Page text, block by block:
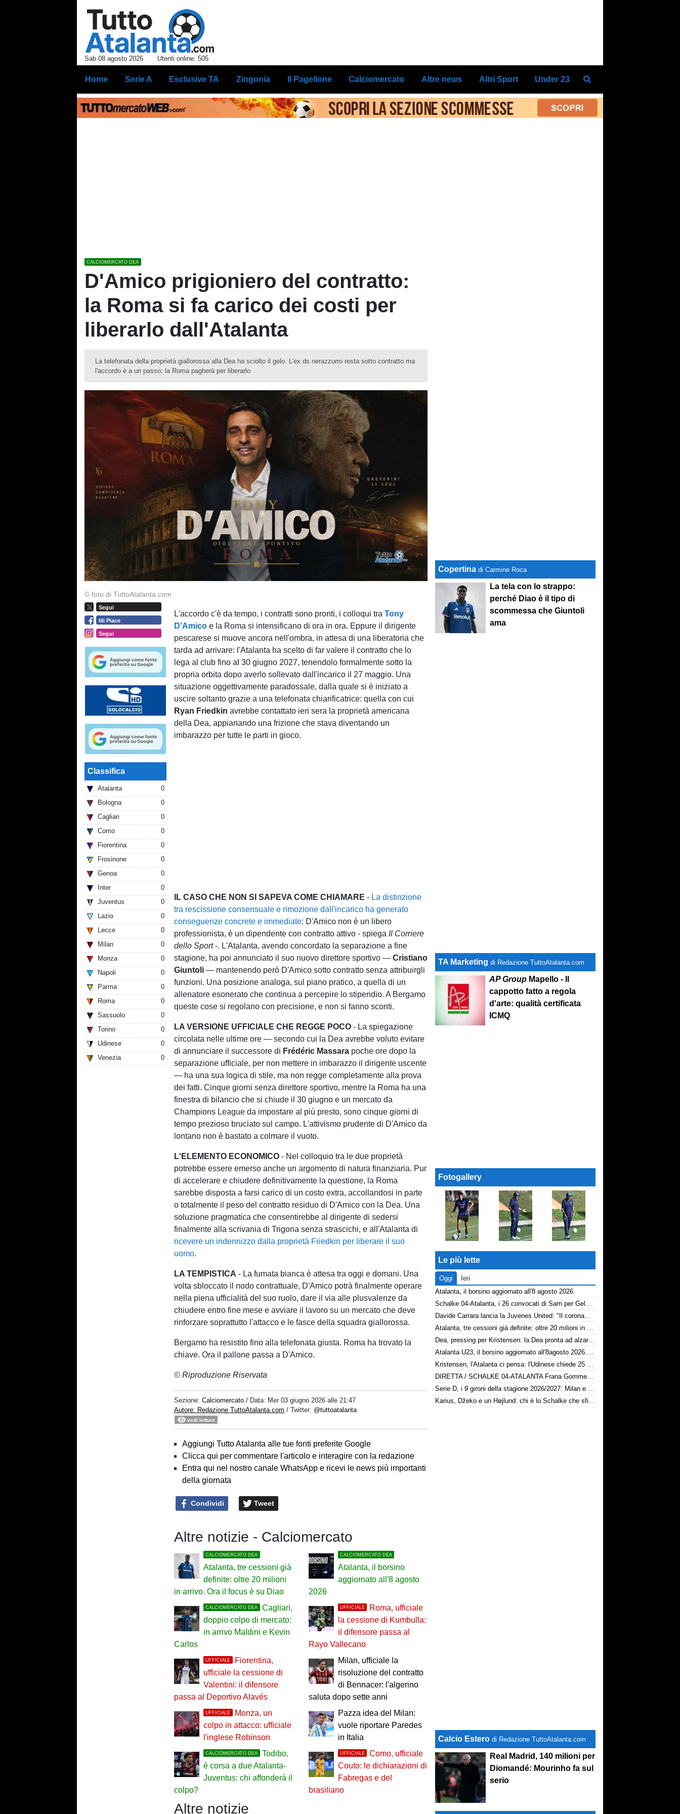
Sab 08 agosto 2026 Utenti online: 505
Home Serie A Esclusive TA Zingonia Il Pagellone Calciomercato Altre news Altri Sport Under 23
CALCIOMERCATO DEA
D'Amico prigioniero del contratto:
la Roma si fa carico dei costi per
liberarlo dall'Atalanta
La telefonata della proprietà giallorossa alla Dea ha sciolto il gelo. L'ex ds nerazzurro resta sotto contratto ma
l'accordo è a un passo: la Roma pagherà per liberarlo
© foto di TuttoAtalanta.com
Segui
Mi Piace
Segui
Classifica
Atalanta
0
Bologna
0
Cagliari
0
Como
0
Fiorentina
0
Frosinone
0
Genoa
0
Inter
0
Juventus
0
Lazio
0
Lecce
0
Milan
0
Monza
0
Napoli
0
Parma
0
Roma
0
Sassuolo
0
Torino
0
Udinese
0
Venezia
0
L'accordo c'è da tempo, i contratti sono pronti, i colloqui traTony
D'Amico e la Roma si intensificano di ora in ora. Eppure il dirigente
pescarese si muove ancora nell'ombra, in attesa di una liberatoria che
tarda ad arrivare: l'Atalanta ha scelto di far valere il contratto che lo
lega al club fino al 30 giugno 2027, tenendolo formalmente sotto la
propria orbita dopo averlo sollevato dall'incarico il 27 maggio. Una
situazione oggettivamente paradossale, dalla quale si è iniziato a
uscire soltanto grazie a una telefonata chiarificatrice: quella con cui
Ryan Friedkin avrebbe contattato ieri sera la proprietà americana
della Dea, appianando una frizione che stava diventando un
imbarazzo per tutte le parti in gioco.
IL CASO CHE NON SI SAPEVA COME CHIAMARE - La distinzione
tra rescissione consensuale e rimozione dall'incarico ha generato
conseguenze concrete e immediate: D'Amico non è un libero
professionista, è un dipendente con contratto attivo - spiega Il Corriere
dello Sport-. L'Atalanta, avendo concordato la separazione a fine
stagione, ha poi annunciato il suo nuovo direttore sportivo —Cristiano
Giuntoli — mantenendo però D'Amico sotto contratto senza attribuirgli
funzioni. Una posizione analoga, sul piano pratico, a quella di un
allenatore esonerato che continua a percepire lo stipendio. A Bergamo
queste cose si regolano con precisione, e non si fanno sconti.
LA VERSIONE UFFICIALE CHE REGGE POCO - La spiegazione
circolata nelle ultime ore — secondo cui la Dea avrebbe voluto evitare
di annunciare il successore di Frédéric Massara poche ore dopo la
separazione ufficiale, per non mettere in imbarazzo il dirigente uscente
— ha una sua logica di stile, ma non regge completamente alla prova
dei fatti. Cinque giorni senza direttore sportivo, mentre la Roma ha una
finestra di bilancio che si chiude il 30 giugno e un mercato da
Champions League da impostare al più presto, sono cinque giorni di
tempo prezioso bruciato sul campo. L'attivismo prudente di D'Amico da
lontano non è bastato a colmare il vuoto.
L'ELEMENTO ECONOMICO - Nel colloquio tra le due proprietà
potrebbe essere emerso anche un argomento di natura finanziaria. Pur
di accelerare e chiudere definitivamente la questione, la Roma
sarebbe disposta a farsi carico di un costo extra, accollandosi in parte
o totalmente il peso del contratto residuo di D'Amico con la Dea. Una
soluzione pragmatica che consentirebbe al dirigente di sedersi
finalmente alla scrivania di Trigoria senza strascichi, e all'Atalanta di
ricevere un indennizzo dalla proprietà Friedkin per liberare il suo
uomo.
LA TEMPISTICA - La fumata bianca è attesa tra oggi e domani. Una
volta sbloccato il nodo contrattuale, D'Amico potrà finalmente operare
nella piena ufficialità del suo ruolo, dare il via alle plusvalenze da
chiudere entro fine mese e avviare il lavoro su un mercato che deve
rinforzare soprattutto l'attacco e le fasce della squadra giallorossa.
Bergamo ha resistito fino alla telefonata giusta. Roma ha trovato la
chiave. Ora il pallone passa a D'Amico.
© Riproduzione Riservata
Sezione:Calciomercato / Data: Mer 03 giugno 2026 alle 21:47
Autore: Redazione TuttoAtalanta.com / Twitter: @tuttoatalanta
vedi letture
Aggiungi Tutto Atalanta alle tue fonti preferite Google
Clicca qui per commentare l'articolo e interagire con la redazione
Entra qui nel nostro canale WhatsApp e ricevi le news più importanti
della giornata
Condividi Tweet
Altre notizie - Calciomercato
CALCIOMERCATO DEA
Atalanta, tre cessioni già
definite: oltre 20 milioni
in arrivo. Ora il focus è su Diao
CALCIOMERCATO DEA
Atalanta, il borsino
aggiornato all'8 agosto
2026
CALCIOMERCATO DEA
Cagliari,
doppio colpo di mercato:
in arrivo Maldini e Kevin
Carlos
UFFICIALE
Roma, ufficiale
la cessione di Kumbulla:
il difensore passa al
Rayo Vallecano
UFFICIALE
Fiorentina,
ufficiale la cessione di
Valentini: il difensore
passa al Deportivo Alavés
Milan, ufficiale la
risoluzione del contratto
di Bennacer: l'algerino
saluta dopo sette anni
UFFICIALE
Monza, un
colpo in attacco: ufficiale
l'inglese Robinson
Pazza idea del Milan:
vuole riportare Paredes
in Italia
CALCIOMERCATO DEA
Todibo,
è corsa a due Atalanta-
Juventus: chi affonderà il
colpo?
UFFICIALE
Como, ufficiale
Couto: le dichiarazioni di
Fabregas e del
brasiliano
Altre notizie
Copertina di Carmine Roca
La tela con lo strappo:
perché Diao è il tipo di
scommessa che Giuntoli
ama
TA Marketing di Redazione TuttoAtalanta.com
AP Group Mapello - Il
cappotto fatto a regola
d'arte: qualità certificata
ICMQ
Fotogallery
Le più lette
Oggi
Ieri
Atalanta, il borsino aggiornato all'8 agosto 2026
Schalke 04-Atalanta, i 26 convocati di Sarri per Gelsenkirchen
Davide Carrara lancia la Juvenes United: "Il coronamento di un progetto, nove ragazzi del 2007 in prima squadra"
Atalanta, tre cessioni già definite: oltre 20 milioni in arrivo. Ora il focus è su Diao
Dea, pressing per Kristensen: la Dea pronta ad alzare l'offerta all'Udinese
Atalanta U23, il borsino aggiornato all'8agosto 2026. Cantiere aperto per Beati
Kristensen, l'Atalanta ci pensa: l'Udinese chiede 25 milioni
DIRETTA / SCHALKE 04-ATALANTA Frana Gomme Madone, calcio d'inizio ore 17
Serie D, i 9 gironi della stagione 2026/2027: Milan e Chievo nel B, le bergamasche...
Karius, Džeko e un Højlund: chi è lo Schalke che sfida la Dea
Calcio Estero di Redazione TuttoAtalanta.com
Real Madrid, 140 milioni per
Diomandé: Mourinho fa sul
serio